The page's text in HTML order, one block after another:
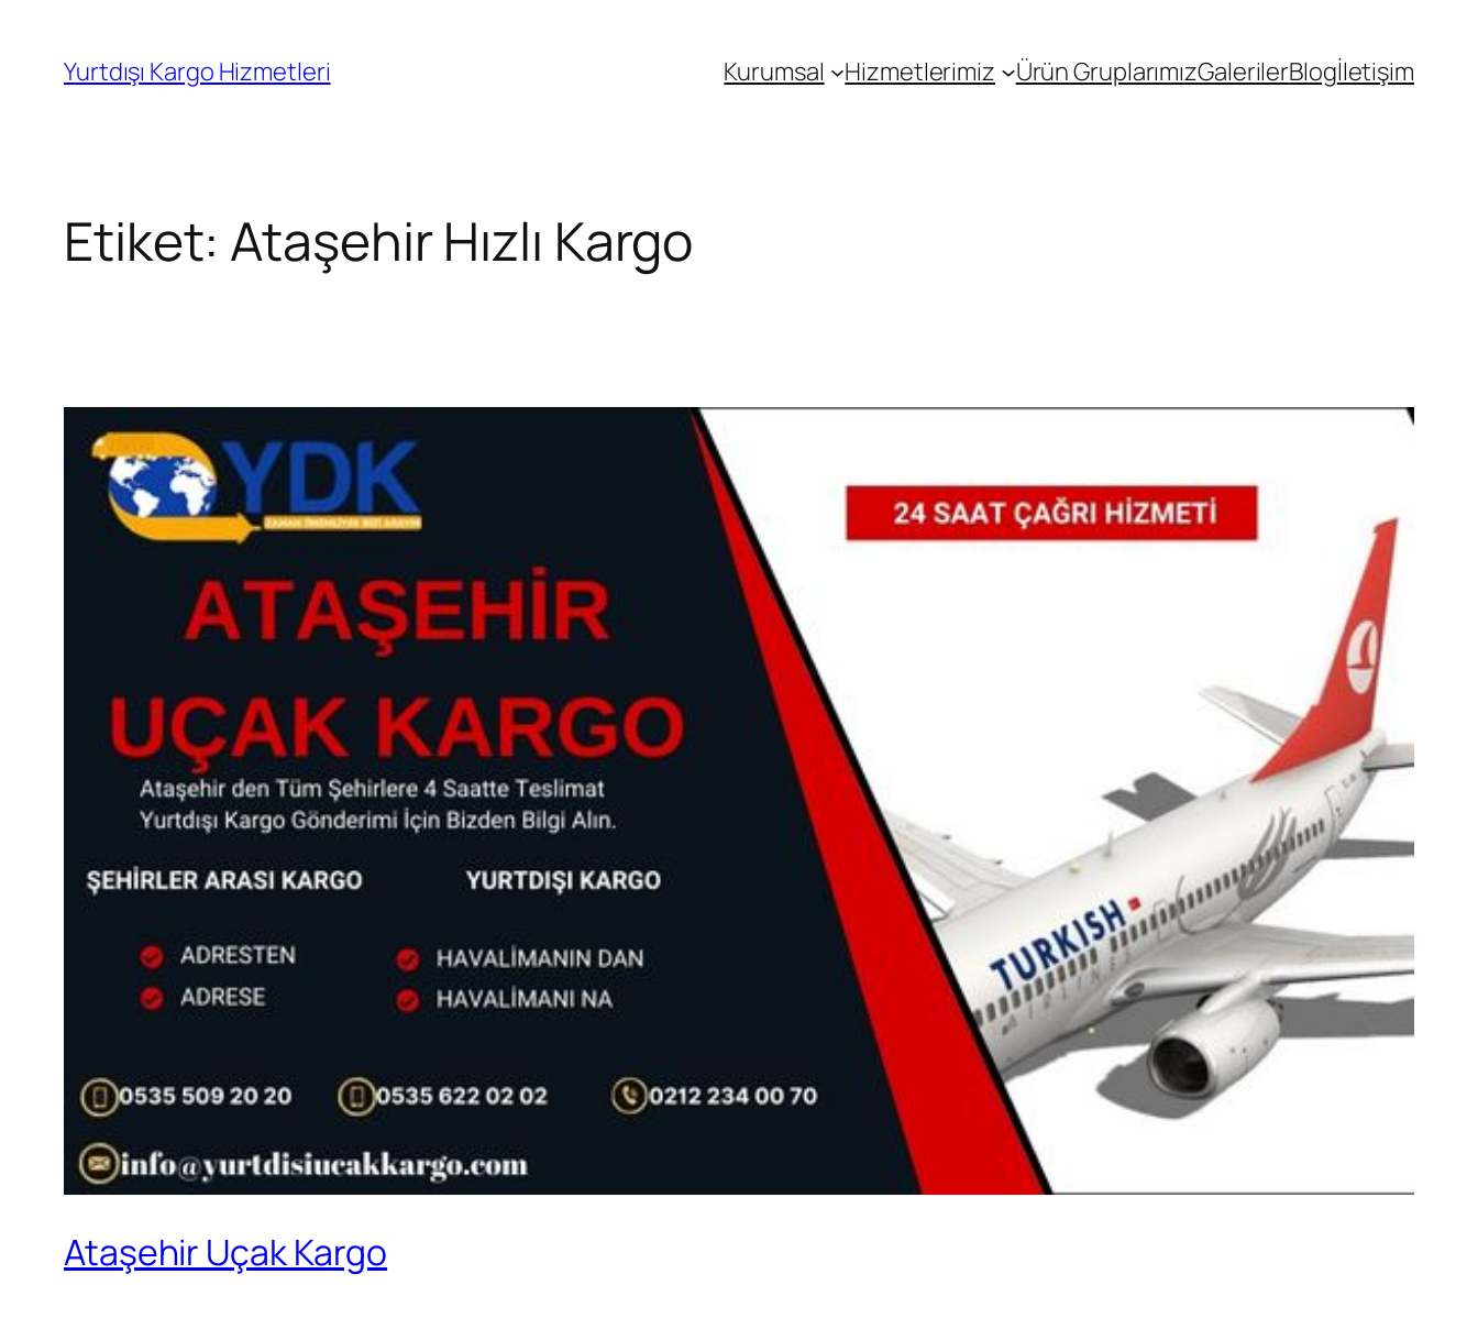
Yurtdışı Kargo Hizmetleri Kurumsal Hizmetlerimiz Ürün GruplarımızGalerilerBlogİletişim
Etiket: Ataşehir Hızlı Kargo
Ataşehir Uçak Kargo